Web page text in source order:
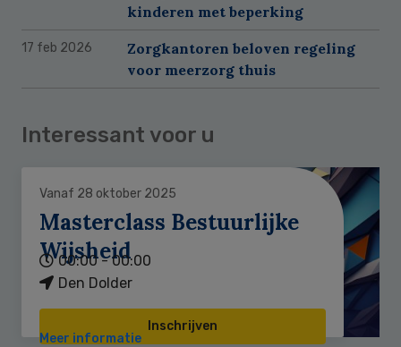
kinderen met beperking
17 feb 2026
Zorgkantoren beloven regeling
voor meerzorg thuis
Interessant voor u
Vanaf 28 oktober 2025
Masterclass Bestuurlijke
Wijsheid
00:00 - 00:00
Den Dolder
Inschrijven
Meer informatie